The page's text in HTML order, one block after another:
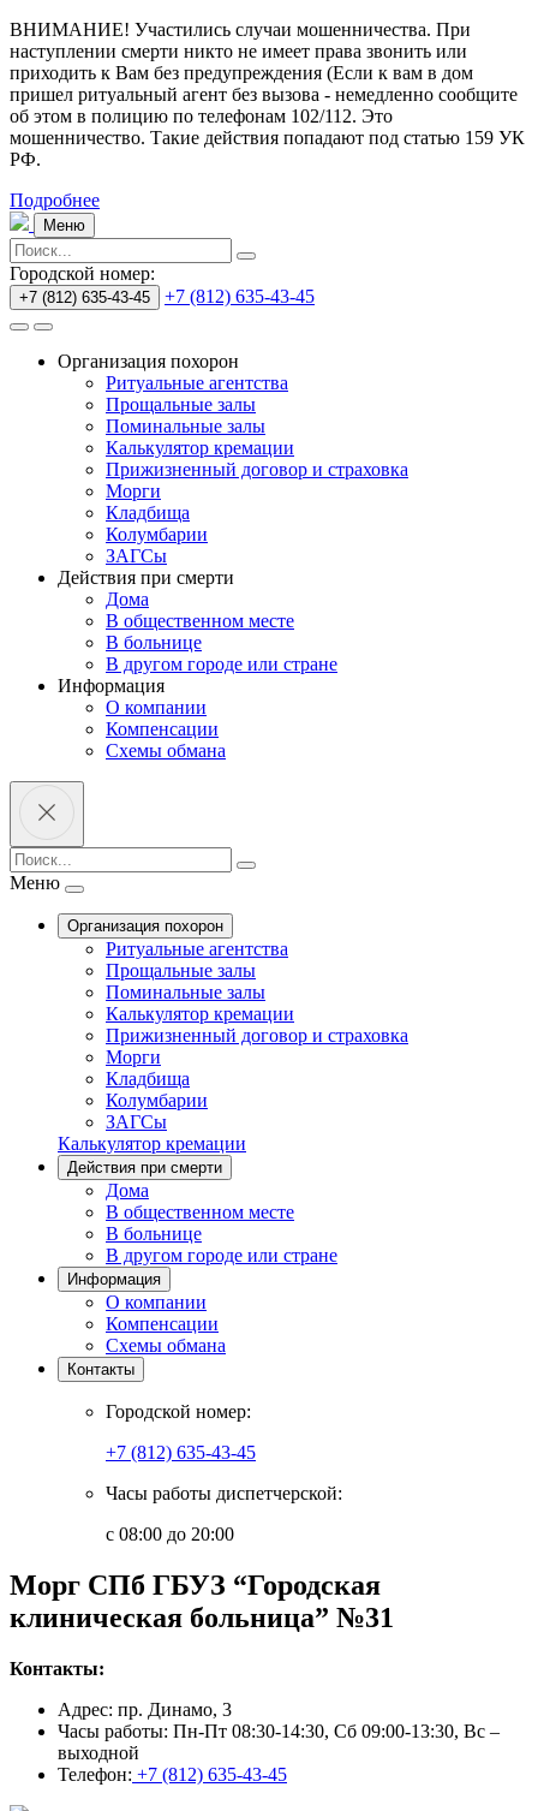
ВНИМАНИЕ! Участились случаи мошенничества. При
наступлении смерти никто не имеет права звонить или
приходить к Вам без предупреждения (Если к вам в дом
пришел ритуальный агент без вызова - немедленно сообщите
об этом в полицию по телефонам 102/112. Это
мошенничество. Такие действия попадают под статью 159 УК
РФ.
Подробнее
Меню
Городской номер:
+7 (812) 635-43-45 +7 (812) 635-43-45
Организация похорон
Ритуальные агентства
Прощальные залы
Поминальные залы
Калькулятор кремации
Прижизненный договор и страховка
Морги
Кладбища
Колумбарии
ЗАГСы
Действия при смерти
Дома
В общественном месте
В больнице
В другом городе или стране
Информация
О компании
Компенсации
Схемы обмана
Меню
Организация похорон
Ритуальные агентства
Прощальные залы
Поминальные залы
Калькулятор кремации
Прижизненный договор и страховка
Морги
Кладбища
Колумбарии
ЗАГСы
Калькулятор кремации
Действия при смерти
Дома
В общественном месте
В больнице
В другом городе или стране
Информация
О компании
Компенсации
Схемы обмана
Контакты
Городской номер:
+7 (812) 635-43-45
Часы работы диспетчерской:
с 08:00 до 20:00
Морг СПб ГБУЗ “Городская
клиническая больница” №31
Контакты:
Адрес: пр. Динамо, 3
Часы работы: Пн-Пт 08:30-14:30, Сб 09:00-13:30, Вс –
выходной
Телефон: +7 (812) 635-43-45